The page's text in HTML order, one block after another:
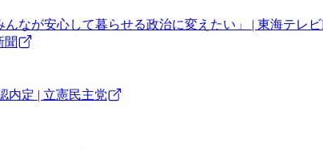
なが安心して暮らせる政治に変えたい」 | 東海テレビ
聞
内定 | 立憲民主党